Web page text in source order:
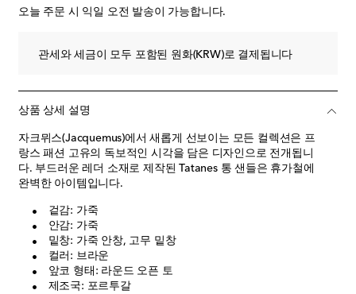
오늘 주문 시 익일 오전 발송이 가능합니다.
관세와 세금이 모두 포함된 원화(KRW)로 결제됩니다
상품 상세 설명
자크뮈스(Jacquemus)에서 새롭게 선보이는 모든 컬렉션은 프
랑스 패션 고유의 독보적인 시각을 담은 디자인으로 전개됩니
다. 부드러운 레더 소재로 제작된 Tatanes 통 샌들은 휴가철에
완벽한 아이템입니다.
겉감: 가죽
안감: 가죽
밑창: 가죽 안창, 고무 밑창
컬러: 브라운
앞코 형태: 라운드 오픈 토
제조국: 포르투갈